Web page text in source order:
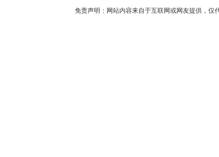
免责声明：网站内容来自于互联网或网友提供，